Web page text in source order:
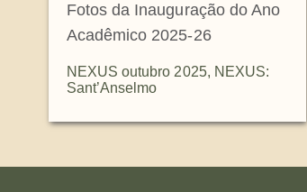
Fotos da Inauguração do Ano
Acadêmico 2025-26
NEXUS outubro 2025, NEXUS:
Sant’Anselmo